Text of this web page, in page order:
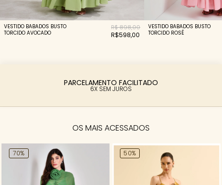
VESTIDO BABADOS BUSTO
TORCIDO AVOCADO
R$ 898,00
R$598,00
VESTIDO BABADOS BUSTO
TORCIDO ROSÉ
PARCELAMENTO FACILITADO
6X SEM JUROS
OS MAIS ACESSADOS
70% 50%